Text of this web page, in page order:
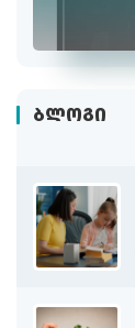
ᲑᲚᲝᲒᲘ